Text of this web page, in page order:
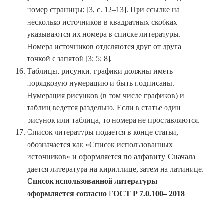
номер страницы: [3, с. 12–13]. При ссылке на
несколько источников в квадратных скобках
указываются их номера в списке литературы.
Номера источников отделяются друг от друга
точкой с запятой [3; 5; 8].
Таблицы, рисунки, графики должны иметь
порядковую нумерацию и быть подписаны.
Нумерация рисунков (в том числе графиков) и
таблиц ведется раздельно. Если в статье один
рисунок или таблица, то номера не проставляются.
Список литературы подается в конце статьи,
обозначается как «Список использованных
источников» и оформляется по алфавиту. Сначала
дается литература на кириллице, затем на латинице.
Список использованной литературы
оформляется согласно ГОСТ Р 7.0.100– 2018